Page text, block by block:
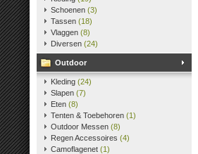
Schoenen (3)
Tassen (18)
Vlaggen (8)
Diversen (24)
Outdoor
Kleding (24)
Slapen (7)
Eten (8)
Tenten & Toebehoren (1)
Outdoor Messen (8)
Regen Accessoires (4)
Camoflagenet (1)